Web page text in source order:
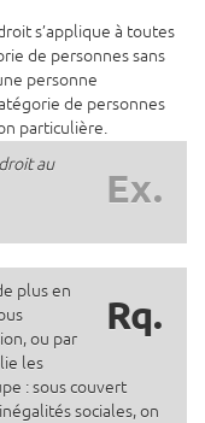
s’applique à toutes
de personnes sans
personne
de personnes
particulière.
Ex.
au
Rq.
plus en
ou par
les
: sous couvert
sociales, on